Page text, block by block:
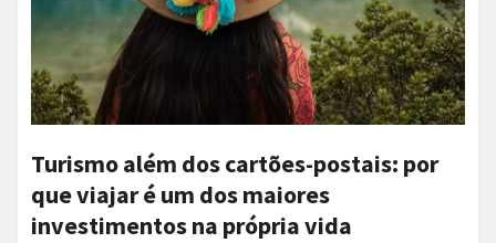
Turismo além dos cartões-postais: por
que viajar é um dos maiores
investimentos na própria vida